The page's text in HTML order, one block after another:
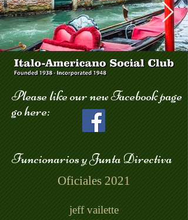
góndola_123.jpg
Please like our new Facebook page
go here:
Funcionarios y Junta Directiva
Oficiales 2021
jeff vailette